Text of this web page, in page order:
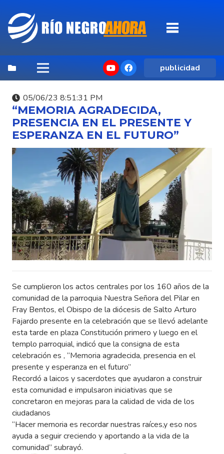
publicidad
05/06/23 8:51:31 PM
“MEMORIA AGRADECIDA,
PRESENCIA EN EL PRESENTE Y
ESPERANZA EN EL FUTURO”
Se cumplieron los actos centrales por los 160 años de la
comunidad de la parroquia Nuestra Señora del Pilar en
Fray Bentos, el Obispo de la diócesis de Salto Arturo
Fajardo presente en la celebración que se llevó adelante
esta tarde en plaza Constitución primero y luego en el
templo parroquial, indicó que la consigna de esta
celebración es , “Memoria agradecida, presencia en el
presente y esperanza en el futuro”
Recordó a laicos y sacerdotes que ayudaron a construir
esta comunidad e impulsaron iniciativas que se
concretaron en mejoras para la calidad de vida de los
ciudadanos
“Hacer memoria es recordar nuestras raíces,y eso nos
ayuda a seguir creciendo y aportando a la vida de la
comunidad” subrayó.